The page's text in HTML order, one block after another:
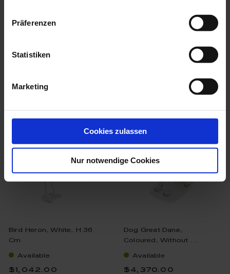
Präferenzen
Statistiken
Marketing
Cookies zulassen
Nur notwendige Cookies
Available
we think you’ll like these
Bird Heron, White, H 36
Cm
Available
$1,042.00
Dog Great Dane,
Coloured, Without ...
Available
$4,370.00